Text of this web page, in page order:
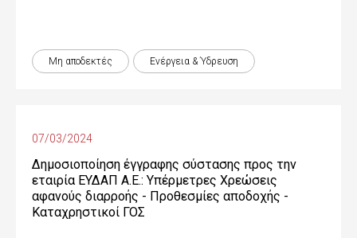
Μη αποδεκτές Ενέργεια & Ύδρευση
07/03/2024
Δημοσιοποίηση έγγραφης σύστασης προς την
εταιρία ΕΥΔΑΠ Α.Ε.: Υπέρμετρες Χρεώσεις
αφανούς διαρροής - Προθεσμίες αποδοχής -
Καταχρηστικοί ΓΟΣ